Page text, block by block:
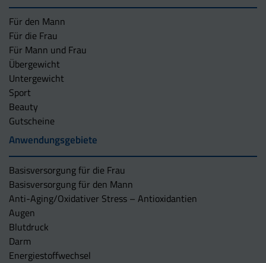
Für den Mann
Für die Frau
Für Mann und Frau
Übergewicht
Untergewicht
Sport
Beauty
Gutscheine
Anwendungsgebiete
Basisversorgung für die Frau
Basisversorgung für den Mann
Anti-Aging/Oxidativer Stress – Antioxidantien
Augen
Blutdruck
Darm
Energiestoffwechsel